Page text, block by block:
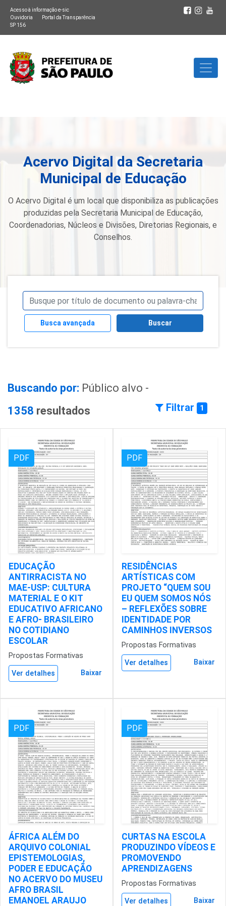
Acesso à informação e-sic
Ouvidoria
Portal da Transparência
SP 156
Acervo Digital da Secretaria
Municipal de Educação
O Acervo Digital é um local que disponibiliza as publicações
produzidas pela Secretaria Municipal de Educação,
Coordenadorias, Núcleos e Divisões, Diretorias Regionais, e
Conselhos.
Busca avançada Buscar
Buscando por: Público alvo -
1358 resultados Filtrar 1
PDF
EDUCAÇÃO
ANTIRRACISTA NO
MAE-USP: CULTURA
MATERIAL E O KIT
EDUCATIVO AFRICANO
E AFRO- BRASILEIRO
NO COTIDIANO
ESCOLAR
Propostas Formativas
Ver detalhes Baixar
PDF
RESIDÊNCIAS
ARTÍSTICAS COM
PROJETO “QUEM SOU
EU QUEM SOMOS NÓS
– REFLEXÕES SOBRE
IDENTIDADE POR
CAMINHOS INVERSOS
Propostas Formativas
Ver detalhes Baixar
PDF
ÁFRICA ALÉM DO
ARQUIVO COLONIAL
EPISTEMOLOGIAS,
PODER E EDUCAÇÃO
NO ACERVO DO MUSEU
AFRO BRASIL
EMANOEL ARAUJO
PDF
CURTAS NA ESCOLA
PRODUZINDO VÍDEOS E
PROMOVENDO
APRENDIZAGENS
Propostas Formativas
Ver detalhes Baixar